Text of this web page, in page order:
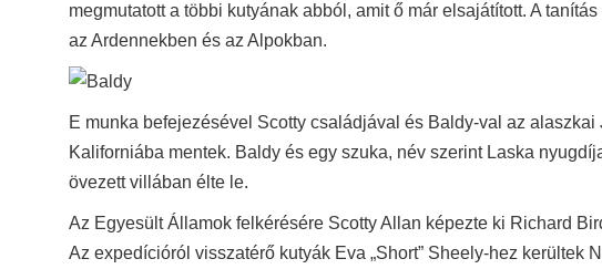
megmutatott a többi kutyának abból, amit ő már elsajátított. A
az Ardennekben és az Alpokban.
E munka befejezésével Scotty családjával és Baldy-val az
Kaliforniába mentek. Baldy és egy szuka, név szerint Laska
övezett villában élte le.
Az Egyesült Államok felkérésére Scotty Allan képezte ki Richard
Az expedícióról visszatérő kutyák Eva „Short” Sheely-hez kerültek